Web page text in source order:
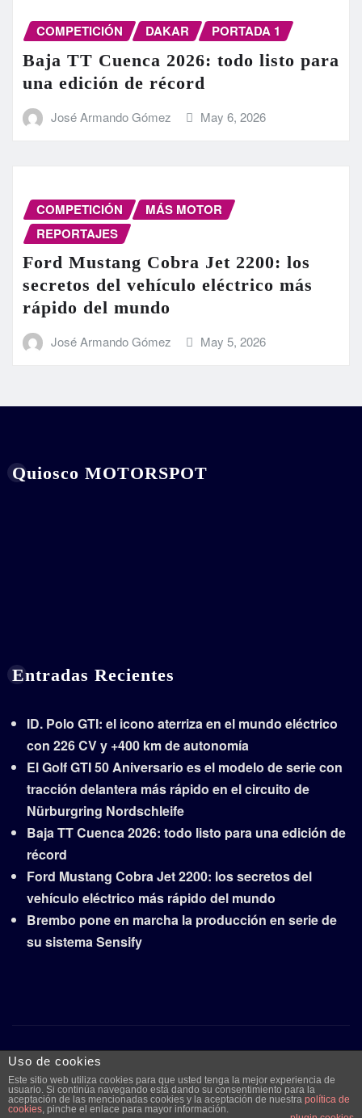
COMPETICIÓN DAKAR PORTADA 1
Baja TT Cuenca 2026: todo listo para
una edición de récord
José Armando Gómez May 6, 2026
COMPETICIÓN
MÁS MOTOR
REPORTAJES
Ford Mustang Cobra Jet 2200: los
secretos del vehículo eléctrico más
rápido del mundo
José Armando Gómez May 5, 2026
Quiosco MOTORSPOT
Entradas Recientes
ID. Polo GTI: el icono aterriza en el mundo eléctrico
con 226 CV y +400 km de autonomía
El Golf GTI 50 Aniversario es el modelo de serie con
tracción delantera más rápido en el circuito de
Nürburgring Nordschleife
Baja TT Cuenca 2026: todo listo para una edición de
récord
Ford Mustang Cobra Jet 2200: los secretos del
vehículo eléctrico más rápido del mundo
Brembo pone en marcha la producción en serie de
su sistema Sensify
Copyright © 2026 | Funciona conWordPress|Frankfurt
Newspor ThemeArile
Uso de cookies
Este sitio web utiliza cookies para que usted tenga la mejor experiencia de
usuario. Si continúa navegando está dando su consentimiento para la
aceptación de las mencionadas cookies y la aceptación de nuestra política de
cookies, pinche el enlace para mayor información.